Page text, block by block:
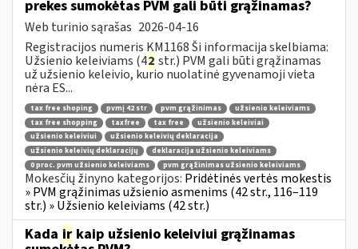
prekes sumokėtas PVM gali būti grąžinamas?
Web turinio sąrašas 2026-04-16
Registracijos numeris KM1168 Ši informacija skelbiama:
Užsienio keleiviams (42 str.) PVM gali būti grąžinamas
už užsienio keleivio, kurio nuolatinė gyvenamoji vieta
nėra ES...
tax free shoping pvmį 42 str pvm grąžinimas
užsienio keleiviams
tax free shopping
taxfree tax free
užsienio keleiviai
užsienio keleiviui
užsienio keleivių deklaracija
užsienio keleivių deklaracijų
deklaracija užsienio keleiviams
0 proc. pvm užsienio keleiviams
pvm grąžinimas užsienio keleiviams
Mokesčių žinyno kategorijos: Pridėtinės vertės mokestis
» PVM grąžinimas užsienio asmenims (42 str., 116–119
str.) » Užsienio keleiviams (42 str.)
Kada ir kaip užsienio keleiviui grąžinamas